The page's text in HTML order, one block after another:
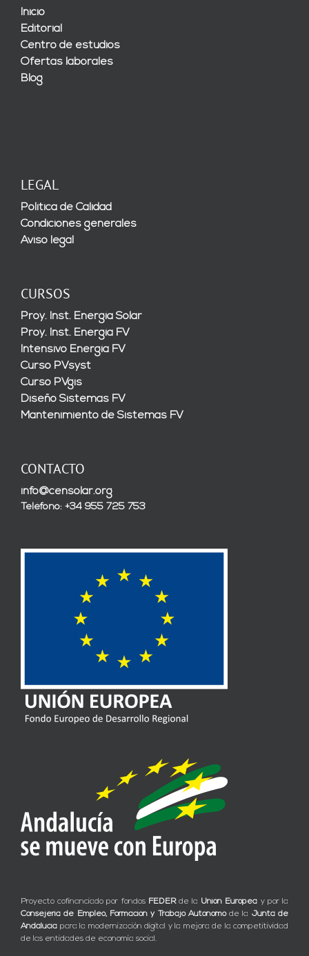
Inicio
Editorial
Centro de estudios
Ofertas laborales
Blog
LEGAL
Política de Calidad
Condiciones generales
Aviso legal
CURSOS
Proy. Inst. Energía Solar
Proy. Inst. Energía FV
Intensivo Energía FV
Curso PVsyst
Curso PVgis
Diseño Sistemas FV
Mantenimiento de Sistemas FV
CONTACTO
info@censolar.org
Teléfono: +34 955 725 753
Proyecto cofinanciado por fondos FEDERde la Unión Europea y por la
Consejería de Empleo, Formación y Trabajo Autónomode la Junta de
Andalucía para la modernización digital y la mejora de la competitividad
de las entidades de economía social.